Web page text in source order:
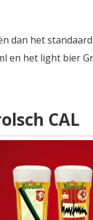
dan het standaard
en het light bier
CAL